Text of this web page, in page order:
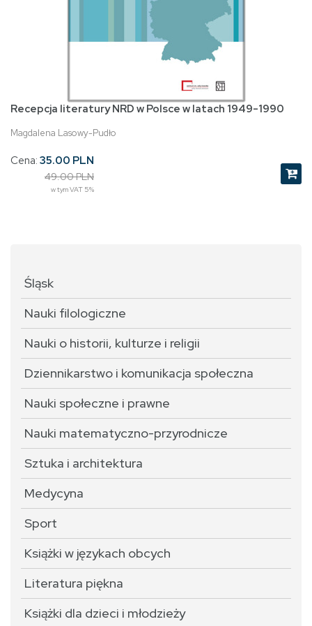
Recepcja literatury NRD w Polsce w latach 1949-1990
Magdalena Lasowy-Pudło
Cena: 35.00 PLN
49.00 PLN
w tym VAT 5%
Śląsk
Nauki filologiczne
Nauki o historii, kulturze i religii
Dziennikarstwo i komunikacja społeczna
Nauki społeczne i prawne
Nauki matematyczno-przyrodnicze
Sztuka i architektura
Medycyna
Sport
Książki w językach obcych
Literatura piękna
Książki dla dzieci i młodzieży